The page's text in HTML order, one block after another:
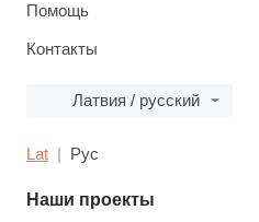
Помощь
Контакты
Латвия / русский
Lat Рус
Наши проекты